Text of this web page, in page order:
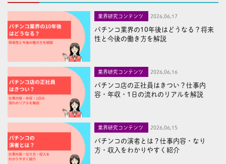
業界研究コンテンツ 2026,06,17
パチンコ業界の10年後はどうなる？将来
性と今後の働き方を解説
業界研究コンテンツ 2026,06,16
パチンコ店の正社員はきつい？仕事内
容・年収・1日の流れのリアルを解説
業界研究コンテンツ 2026,06,15
パチンコの演者とは？仕事内容・なり
方・収入をわかりやすく紹介